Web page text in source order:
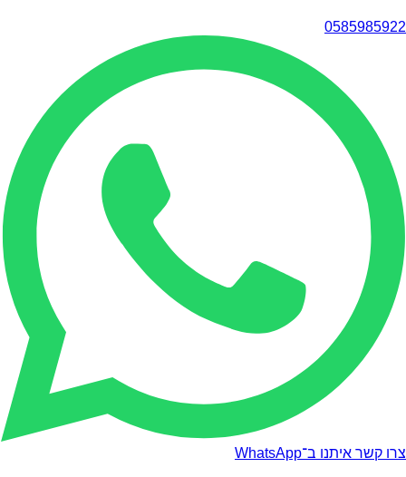
0585985922
צרו קשר איתנו ב־WhatsApp